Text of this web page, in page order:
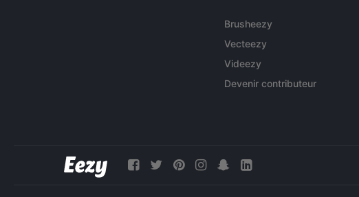
Brusheezy
Vecteezy
Videezy
Devenir contributeur